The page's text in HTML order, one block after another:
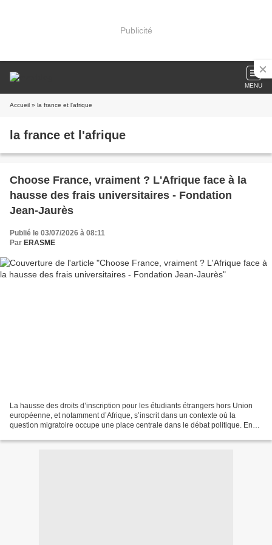
Publicité
MENU
Accueil » la france et l'afrique
la france et l'afrique
Choose France, vraiment ? L'Afrique face à la
hausse des frais universitaires - Fondation
Jean-Jaurès
Publié le 03/07/2026 à 08:11
Par ERASME
La hausse des droits d’inscription pour les étudiants étrangers hors Union
européenne, et notamment d’Afrique, s’inscrit dans un contexte où la
question migratoire occupe une place centrale dans le débat politique. En